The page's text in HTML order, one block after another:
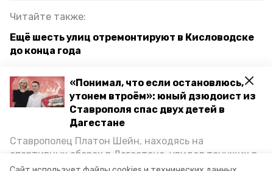
«Понимал, что если остановлюсь,
утонем втроём»: юный дзюдоист из
Ставрополя спас двух детей в
Дагестане
Ставрополец Платон Шейн, находясь на
спортивных сборах в Дегестане, увидел тонущих в
Каспийском море детей и бросился на помощь. По
Читайте также:
Ещё шесть улиц отремонтируют в Кисловодске
до конца года
Более 16 км дорог Кировского округа
отремонтируют в 2023 году
нацпроект безопасные качественные дороги
нацпроект бкд нацпроект